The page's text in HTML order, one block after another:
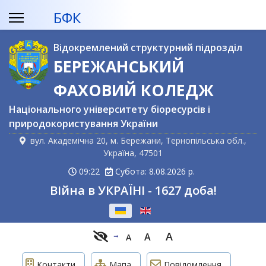
БФК
Відокремлений структурний підрозділ
БЕРЕЖАНСЬКИЙ
ФАХОВИЙ КОЛЕДЖ
Національного університету біоресурсів і
природокористування України
вул. Академічна 20, м. Бережани, Тернопільська обл.,
Україна, 47501
09:22
Субота: 8.08.2026 р.
Війна в УКРАЇНІ - 1627 доба!
A A A